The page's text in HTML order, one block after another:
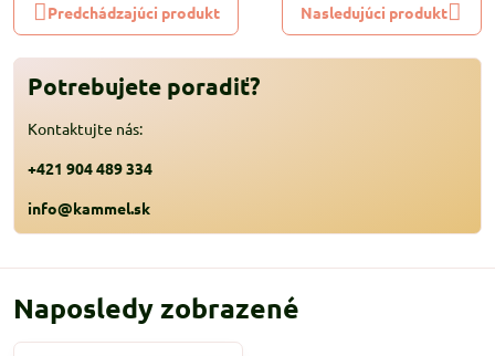
Predchádzajúci produkt Nasledujúci produkt
Potrebujete poradiť?
Kontaktujte nás:
+421 904 489 334
info@kammel.sk
Naposledy zobrazené